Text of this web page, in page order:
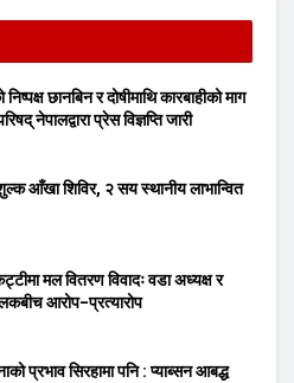
निष्पक्ष छानबिन र दोषीमाथि कारबाहीको माग
नेपालद्वारा प्रेस विज्ञप्ति जारी
आँखा शिविर, २ सय स्थानीय लाभान्वित
मल वितरण विवादः वडा अध्यक्ष र
आरोप–प्रत्यारोप
प्रभाव सिरहामा पनि : प्याब्सन आबद्ध